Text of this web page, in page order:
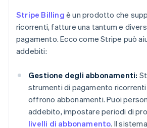
Stripe Billing è un prodotto che
ricorrenti, fatture una tantum e
pagamento. Ecco come Stripe può
addebiti:
Gestione degli abbonamenti:
strumenti di pagamento
offrono abbonamenti. Puoi
addebito, impostare periodi di
livelli di abbonamento. Il